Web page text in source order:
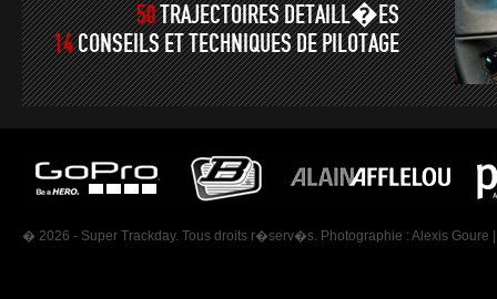
50TRAJECTOIRES DETAILL�ES
14CONSEILS ET TECHNIQUES DE PILOTAGE
� 2026 - Super Trackday. Tous droits r�serv�s. Photographie : Alexis Goure